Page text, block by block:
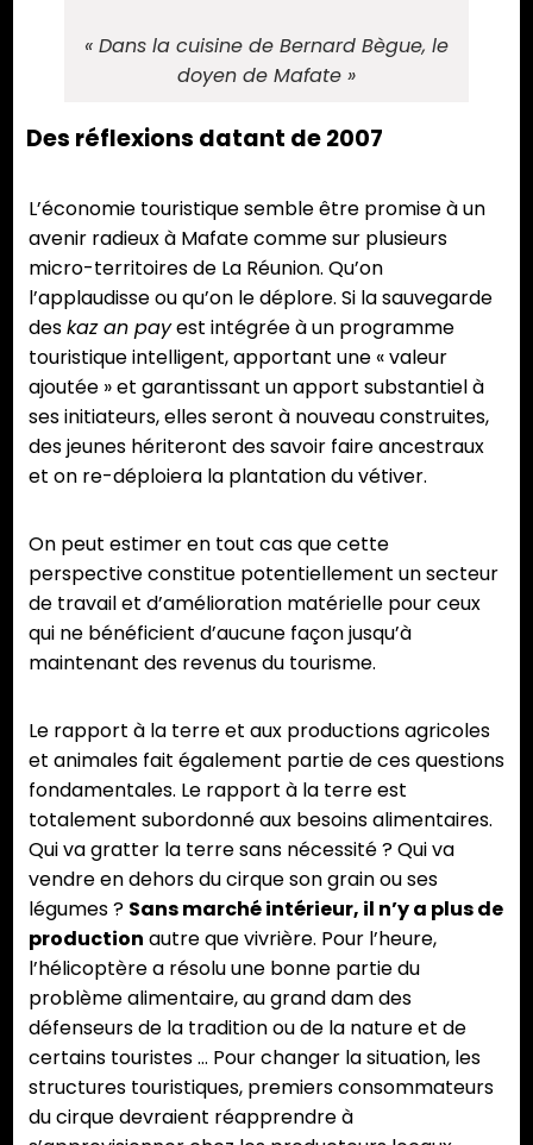
« Dans la cuisine de Bernard Bègue, le
doyen de Mafate »
Des réflexions datant de 2007
L’économie touristique semble être promise à un
avenir radieux à Mafate comme sur plusieurs
micro-territoires de La Réunion. Qu’on
l’applaudisse ou qu’on le déplore. Si la sauvegarde
deskaz an payest intégrée à un programme
touristique intelligent, apportant une « valeur
ajoutée » et garantissant un apport substantiel à
ses initiateurs, elles seront à nouveau construites,
des jeunes hériteront des savoir faire ancestraux
et on re-déploiera la plantation du vétiver.
On peut estimer en tout cas que cette
perspective constitue potentiellement un secteur
de travail et d’amélioration matérielle pour ceux
qui ne bénéficient d’aucune façon jusqu’à
maintenant des revenus du tourisme.
Le rapport à la terre et aux productions agricoles
et animales fait également partie de ces questions
fondamentales. Le rapport à la terre est
totalement subordonné aux besoins alimentaires.
Qui va gratter la terre sans nécessité ? Qui va
vendre en dehors du cirque son grain ou ses
légumes ? Sans marché intérieur, il n’y a plus de
production autre que vivrière. Pour l’heure,
l’hélicoptère a résolu une bonne partie du
problème alimentaire, au grand dam des
défenseurs de la tradition ou de la nature et de
certains touristes … Pour changer la situation, les
structures touristiques, premiers consommateurs
du cirque devraient réapprendre à